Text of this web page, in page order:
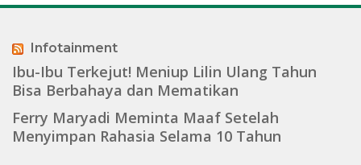
Infotainment
Ibu-Ibu Terkejut! Meniup Lilin Ulang Tahun
Bisa Berbahaya dan Mematikan
Ferry Maryadi Meminta Maaf Setelah
Menyimpan Rahasia Selama 10 Tahun